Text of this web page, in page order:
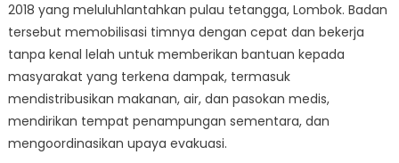
2018 yang meluluhlantahkan pulau tetangga, Lombok. Badan
tersebut memobilisasi timnya dengan cepat dan bekerja
tanpa kenal lelah untuk memberikan bantuan kepada
masyarakat yang terkena dampak, termasuk
mendistribusikan makanan, air, dan pasokan medis,
mendirikan tempat penampungan sementara, dan
mengoordinasikan upaya evakuasi.